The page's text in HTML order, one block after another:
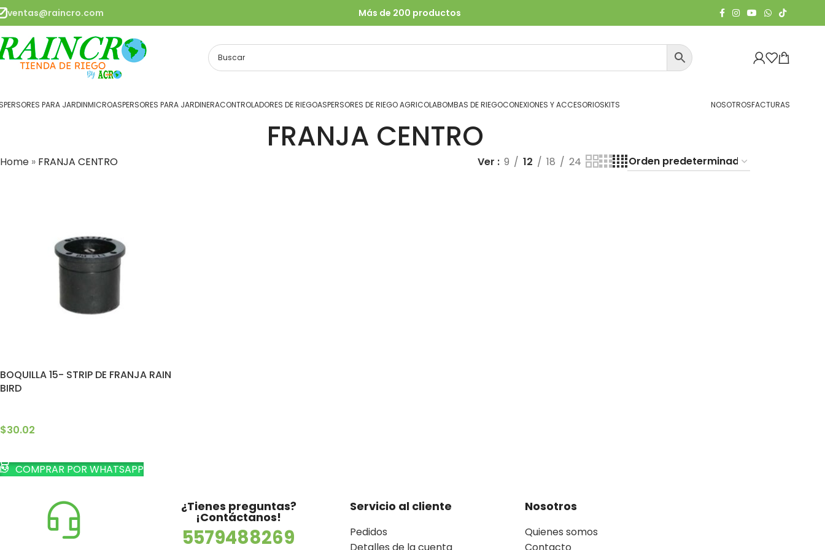
ventas@raincro.com Más de 200 productos
PARA JARDINMICROASPERSORES PARA JARDINERACONTROLADORES DE RIEGOASPERSORES DE RIEGO AGRICOLABOMBAS DE RIEGOCONEXIONES Y ACCESORIOSKITS NOSOTROSFACTURAS
FRANJA CENTRO
Home » FRANJA CENTRO Ver 9 12 18 24
BOQUILLA 15- STRIP DE FRANJA RAIN
BIRD
$30.02
COMPRAR POR WHATSAPP
¿Tienes preguntas?
¡Contáctanos!
5579488269
Servicio al cliente
Pedidos
Detalles de la cuenta
Nosotros
Quienes somos
Contacto